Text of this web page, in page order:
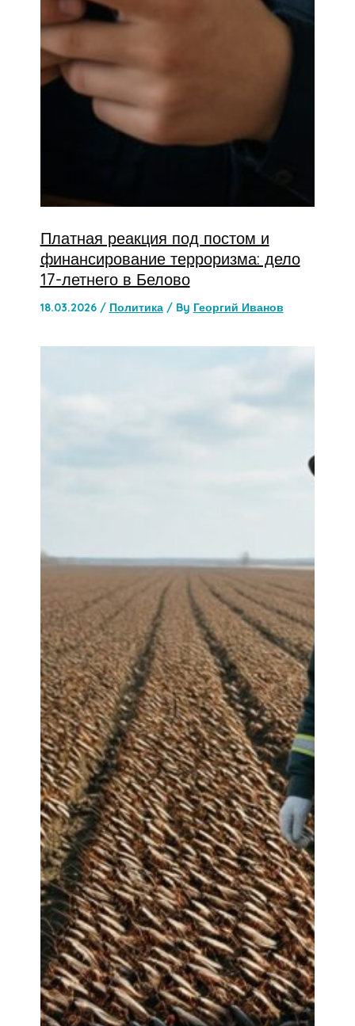
Платная реакция под постом и
финансирование терроризма: дело
17-летнего в Белово
18.03.2026 / Политика/ By Георгий Иванов